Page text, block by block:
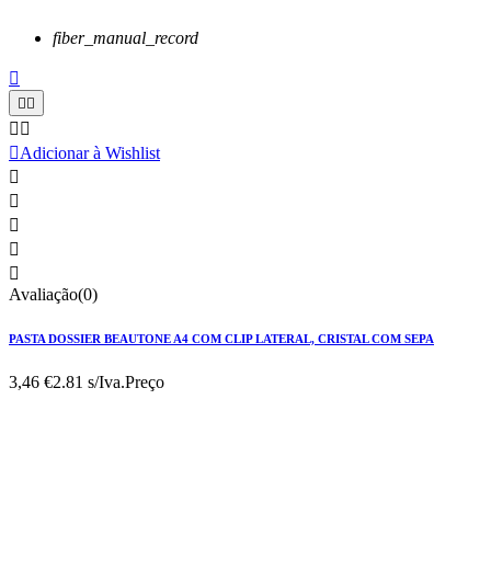
fiber_manual_record

 
 
Adicionar à Wishlist





Avaliação(0)
PASTA DOSSIER BEAUTONE A4 COM CLIP LATERAL, CRISTAL COM SEPA
3,46 €2.81 s/Iva.Preço